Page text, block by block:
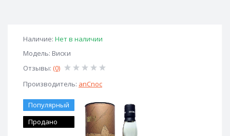
Наличие: Нет в наличии
Модель: Виски
Отзывы: (0)
Производитель: anCnoc
Популярный
Продано